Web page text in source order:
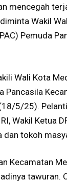
mencegah
Wakil
Pemuda
Wali Kota
Pancasila
5/25).
Wakil Ketua
dan tokoh
Kecamatan
tawuran.